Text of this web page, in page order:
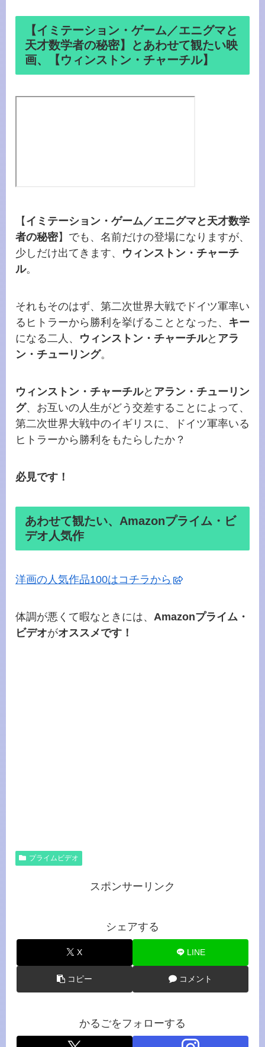
【イミテーション・ゲーム／エニグマと
天才数学者の秘密】とあわせて観たい映
画、【ウィンストン・チャーチル】
【 イミテーション・ゲーム／エニグマと天才数学
者の秘密】でも、名前だけの登場になりますが、
少しだけ出てきます、 ウィンストン・チャーチ
ル。
それもそのはず、第二次世界大戦でドイツ軍率い
るヒトラーから勝利を挙げることとなった、 キー
になる二人、 ウィンストン・チャーチルと アラ
ン・チューリング。
ウィンストン・チャーチルと アラン・チューリン
グ、お互いの人生がどう交差することによって、
第二次世界大戦中のイギリスに、ドイツ軍率いる
ヒトラーから勝利をもたらしたか？
必見です！
あわせて観たい、Amazonプライム・ビ
デオ人気作
洋画の人気作品100はコチラから
体調が悪くて暇なときには、 Amazonプライム・
ビデオがオススメです！
プライムビデオ
スポンサーリンク
シェアする
X LINE
コピー コメント
かるごをフォローする